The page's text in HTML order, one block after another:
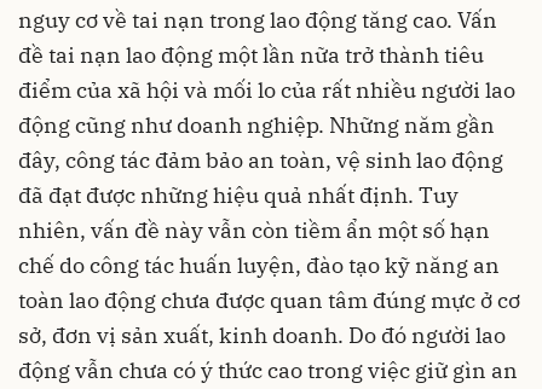
nguy cơ về tai nạn trong lao động tăng cao. Vấn
đề tai nạn lao động một lần nữa trở thành tiêu
điểm của xã hội và mối lo của rất nhiều người lao
động cũng như doanh nghiệp. Những năm gần
đây, công tác đảm bảo an toàn, vệ sinh lao động
đã đạt được những hiệu quả nhất định. Tuy
nhiên, vấn đề này vẫn còn tiềm ẩn một số hạn
chế do công tác huấn luyện, đào tạo kỹ năng an
toàn lao động chưa được quan tâm đúng mực ở cơ
sở, đơn vị sản xuất, kinh doanh. Do đó người lao
động vẫn chưa có ý thức cao trong việc giữ gìn an